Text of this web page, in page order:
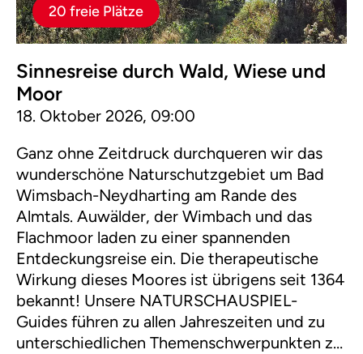
20 freie Plätze
Sinnesreise durch Wald, Wiese und
Moor
18. Oktober 2026, 09:00
Ganz ohne Zeitdruck durchqueren wir das
wunderschöne Naturschutzgebiet um Bad
Wimsbach-Neydharting am Rande des
Almtals. Auwälder, der Wimbach und das
Flachmoor laden zu einer spannenden
Entdeckungsreise ein. Die therapeutische
Wirkung dieses Moores ist übrigens seit 1364
bekannt! Unsere NATURSCHAUSPIEL-
Guides führen zu allen Jahreszeiten und zu
unterschiedlichen Themenschwerpunkten zu